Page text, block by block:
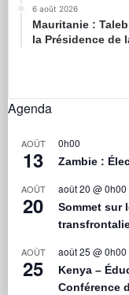
6 août 2026
Mauritanie :
la Présidence de
Agenda
AOÛT
13
0h00
Zambie :
AOÛT
20
août 20 @ 0h00
Sommet sur
AOÛT
25
août 25 @ 0h00
Kenya –
Conférence